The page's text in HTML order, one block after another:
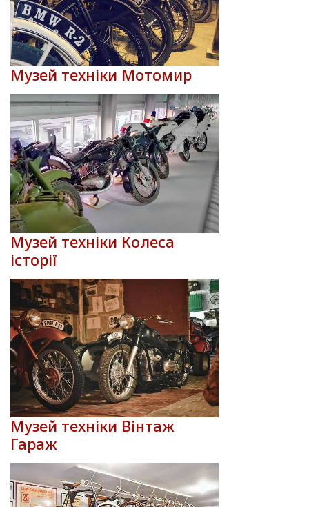
Музей техніки Мотомир
Музей техніки Колеса
історії
Музей техніки Вінтаж
Гараж